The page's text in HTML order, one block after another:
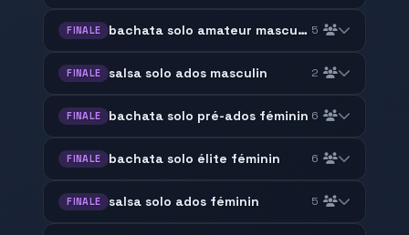
FINALE bachata solo amateur masculin 5
FINALE salsa solo ados masculin 2
FINALE bachata solo pré-ados féminin 6
FINALE bachata solo élite féminin 6
FINALE salsa solo ados féminin 5